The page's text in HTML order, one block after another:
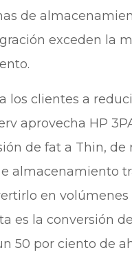
de
exceden la
los clientes a
aprovecha HP
de fat a Thin,
almacenamiento
en
es la conversión
50 por ciento de